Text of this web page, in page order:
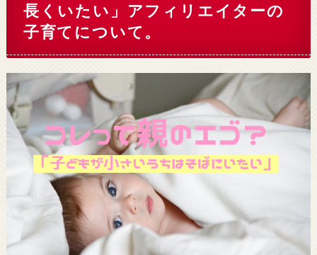
長くいたい」アフィリエイターの
子育てについて。